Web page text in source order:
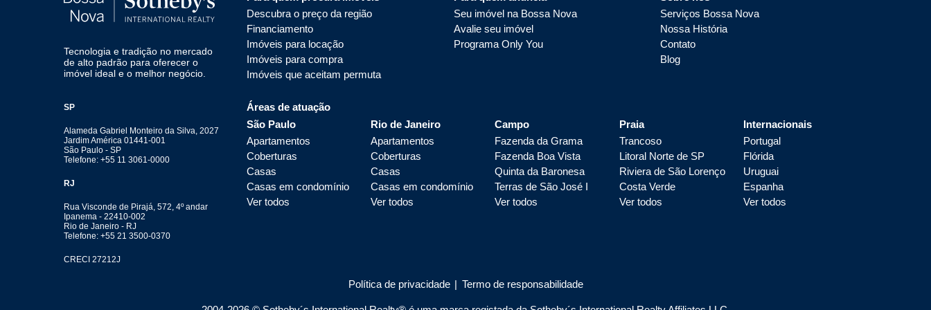
Descubra o preço da região
Financiamento
Imóveis para locação
Imóveis para compra
Imóveis que aceitam permuta
Seu imóvel na Bossa Nova
Avalie seu imóvel
Programa Only You
Serviços Bossa Nova
Nossa História
Contato
Blog
Áreas de atuação
São Paulo
Apartamentos
Coberturas
Casas
Casas em condomínio
Ver todos
Rio de Janeiro
Apartamentos
Coberturas
Casas
Casas em condomínio
Ver todos
Campo
Fazenda da Grama
Fazenda Boa Vista
Quinta da Baronesa
Terras de São José I
Ver todos
Praia
Trancoso
Litoral Norte de SP
Riviera de São Lorenço
Costa Verde
Ver todos
Internacionais
Portugal
Flórida
Uruguai
Espanha
Ver todos
Tecnologia e tradição no mercado
de alto padrão para oferecer o
imóvel ideal e o melhor negócio.
SP
Alameda Gabriel Monteiro da Silva, 2027
Jardim América 01441-001
São Paulo - SP
Telefone: +55 11 3061-0000
RJ
Rua Visconde de Pirajá, 572, 4º andar
Ipanema - 22410-002
Rio de Janeiro - RJ
Telefone: +55 21 3500-0370
CRECI 27212J
Política de privacidade | Termo de responsabilidade